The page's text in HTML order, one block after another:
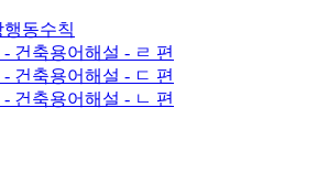
행동수칙
- 건축용어해설 - ㄹ 편
- 건축용어해설 - ㄷ 편
- 건축용어해설 - ㄴ 편